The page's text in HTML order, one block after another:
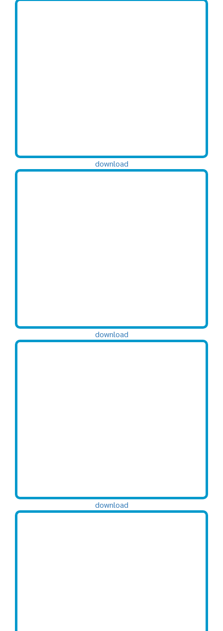
download
download
download